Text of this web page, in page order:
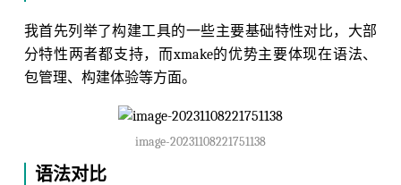
我首先列举了构建工具的一些主要基础特性对比，大部
分特性两者都支持，而xmake的优势主要体现在语法、
包管理、构建体验等方面。
image-20231108221751138
语法对比